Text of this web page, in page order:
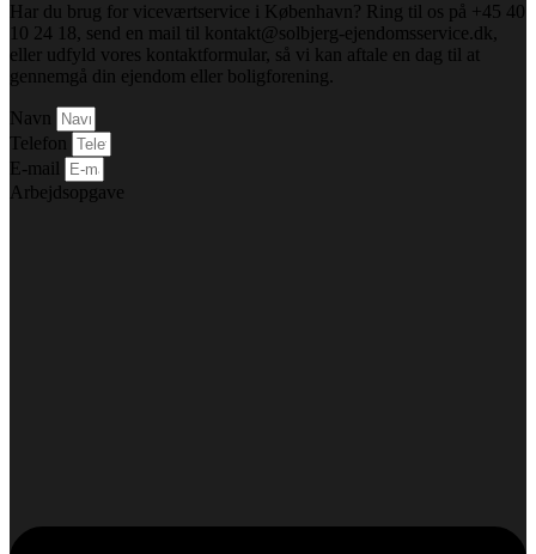
Har du brug for viceværtservice i København? Ring til os på +45 40
10 24 18, send en mail til kontakt@solbjerg-ejendomsservice.dk,
eller udfyld vores kontaktformular, så vi kan aftale en dag til at
gennemgå din ejendom eller boligforening.
Navn
Telefon
E-mail
Arbejdsopgave